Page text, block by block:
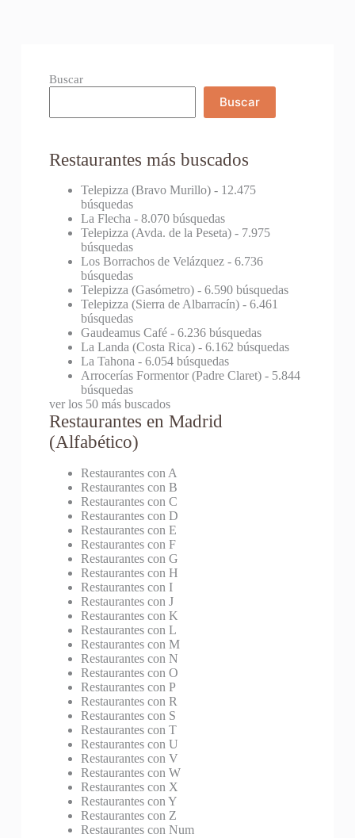
Buscar
Buscar
Restaurantes más buscados
Telepizza (Bravo Murillo)- 12.475
búsquedas
La Flecha- 8.070 búsquedas
Telepizza (Avda. de la Peseta)- 7.975
búsquedas
Los Borrachos de Velázquez- 6.736
búsquedas
Telepizza (Gasómetro)- 6.590 búsquedas
Telepizza (Sierra de Albarracín)- 6.461
búsquedas
Gaudeamus Café- 6.236 búsquedas
La Landa (Costa Rica)- 6.162 búsquedas
La Tahona- 6.054 búsquedas
Arrocerías Formentor (Padre Claret)- 5.844
búsquedas
ver los 50 más buscados
Restaurantes en Madrid
(Alfabético)
Restaurantes con A
Restaurantes con B
Restaurantes con C
Restaurantes con D
Restaurantes con E
Restaurantes con F
Restaurantes con G
Restaurantes con H
Restaurantes con I
Restaurantes con J
Restaurantes con K
Restaurantes con L
Restaurantes con M
Restaurantes con N
Restaurantes con O
Restaurantes con P
Restaurantes con R
Restaurantes con S
Restaurantes con T
Restaurantes con U
Restaurantes con V
Restaurantes con W
Restaurantes con X
Restaurantes con Y
Restaurantes con Z
Restaurantes con Num